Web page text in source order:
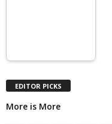
EDITOR PICKS
More is More